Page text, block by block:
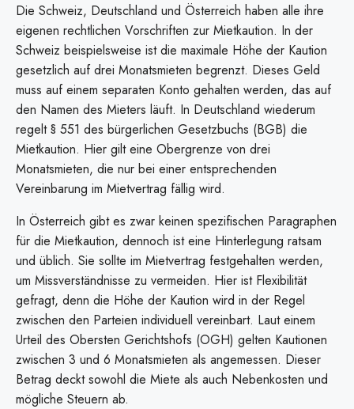
Die Schweiz, Deutschland und Österreich haben alle ihre
eigenen rechtlichen Vorschriften zur Mietkaution. In der
Schweiz beispielsweise ist die maximale Höhe der Kaution
gesetzlich auf drei Monatsmieten begrenzt. Dieses Geld
muss auf einem separaten Konto gehalten werden, das auf
den Namen des Mieters läuft. In Deutschland wiederum
regelt § 551 des bürgerlichen Gesetzbuchs (BGB) die
Mietkaution. Hier gilt eine Obergrenze von drei
Monatsmieten, die nur bei einer entsprechenden
Vereinbarung im Mietvertrag fällig wird.
In Österreich gibt es zwar keinen spezifischen Paragraphen
für die Mietkaution, dennoch ist eine Hinterlegung ratsam
und üblich. Sie sollte im Mietvertrag festgehalten werden,
um Missverständnisse zu vermeiden. Hier ist Flexibilität
gefragt, denn die Höhe der Kaution wird in der Regel
zwischen den Parteien individuell vereinbart. Laut einem
Urteil des Obersten Gerichtshofs (OGH) gelten Kautionen
zwischen 3 und 6 Monatsmieten als angemessen. Dieser
Betrag deckt sowohl die Miete als auch Nebenkosten und
mögliche Steuern ab.